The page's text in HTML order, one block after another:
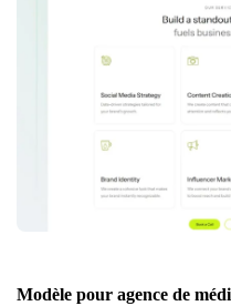
Modèle pour agence de